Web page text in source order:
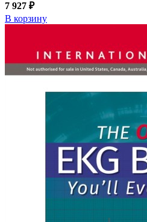
7 927 ₽
В корзину